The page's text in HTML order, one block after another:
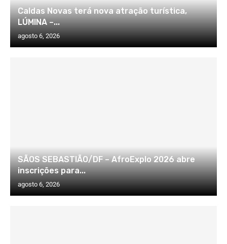
Caldas Novas terá nova atração turística,
LÚMINA –...
agosto 6, 2026
SÃOS SEBASTIÃO/DF – AfroExplo 2026 abre
inscrições para...
agosto 6, 2026